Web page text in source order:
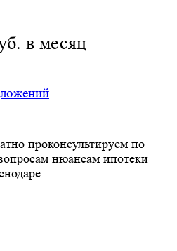
в месяц
проконсультируем по
нюансам ипотеки